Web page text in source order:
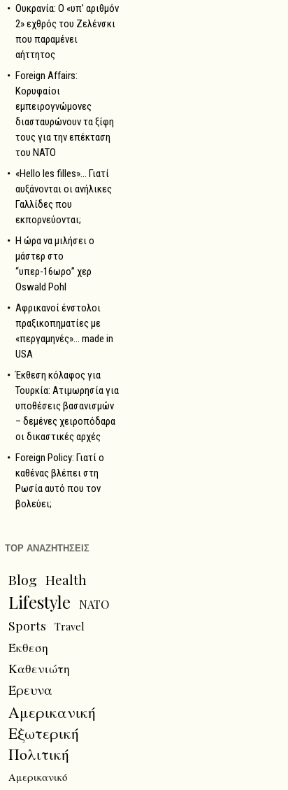
Ουκρανία: Ο «υπ’ αριθμόν
2» εχθρός του Ζελένσκι
που παραμένει
αήττητος
Foreign Affairs:
Κορυφαίοι
εμπειρογνώμονες
διασταυρώνουν τα ξίφη
τους για την επέκταση
του NATO
«Hello les filles»… Γιατί
αυξάνονται οι ανήλικες
Γαλλίδες που
εκπορνεύονται;
Η ώρα να μιλήσει ο
μάστερ στο
“υπερ-16ωρο” χερ
Oswald Pohl
Αφρικανοί ένστολοι
πραξικοπηματίες με
«περγαμηνές»… made in
USA
Έκθεση κόλαφος για
Τουρκία: Ατιμωρησία για
υποθέσεις βασανισμών
– δεμένες χειροπόδαρα
οι δικαστικές αρχές
Foreign Policy: Γιατί ο
καθένας βλέπει στη
Ρωσία αυτό που τον
βολεύει;
TOP ΑΝΑΖΗΤΗΣΕΙΣ
Blog Health
Lifestyle NATO
Sports Travel
Έκθεση
Καθενιώτη
Έρευνα
Αμερικανική
Εξωτερική
Πολιτική
Αμερικανικό